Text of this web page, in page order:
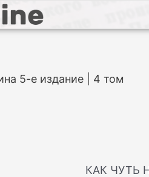
5-е издание | 4 том
КАК ЧУТЬ